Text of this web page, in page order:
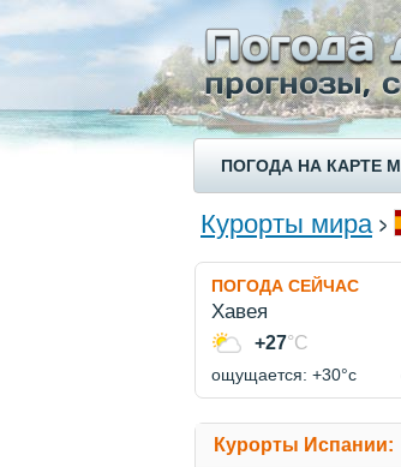
ПОГОДА НА КАРТЕ
Курорты мира
ПОГОДА СЕЙЧАС
Хавея
+27°C
ощущается: +30°c
Курорты Испании: